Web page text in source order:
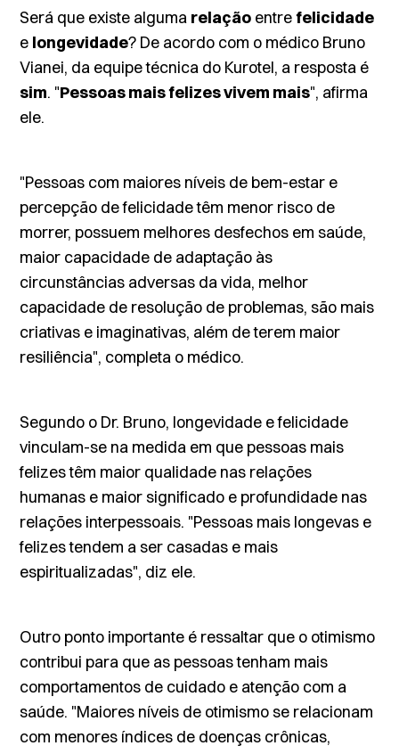
Será que existe alguma relação entrefelicidade
e longevidade? De acordo com o médico Bruno
Vianei, da equipe técnica do Kurotel, a resposta é
sim. "Pessoas mais felizes vivem mais", afirma
ele.
"Pessoas com maiores níveis de bem-estar e
percepção de felicidade têm menor risco de
morrer, possuem melhores desfechos em saúde,
maior capacidade de adaptação às
circunstâncias adversas da vida, melhor
capacidade de resolução de problemas, são mais
criativas e imaginativas, além de terem maior
resiliência", completa o médico.
Segundo o Dr. Bruno, longevidade e felicidade
vinculam-se na medida em que pessoas mais
felizes têm maior qualidade nas relações
humanas e maior significado e profundidade nas
relações interpessoais. "Pessoas mais longevas e
felizes tendem a ser casadas e mais
espiritualizadas", diz ele.
Outro ponto importante é ressaltar que o otimismo
contribui para que as pessoas tenham mais
comportamentos de cuidado e atenção com a
saúde. "Maiores níveis de otimismo se relacionam
com menores índices de doenças crônicas,